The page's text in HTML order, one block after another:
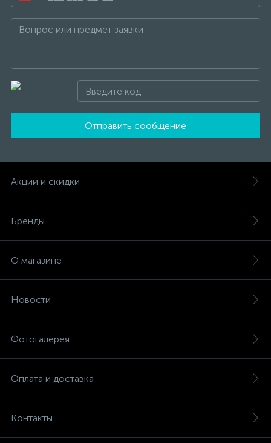
Отправить сообщение
Акции и скидки
Бренды
О магазине
Новости
Фотогалерея
Оплата и доставка
Контакты